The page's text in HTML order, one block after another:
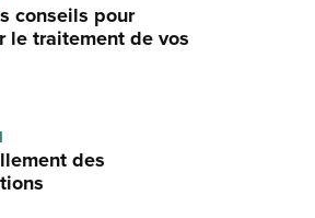
conseils pour
le traitement de vos
des